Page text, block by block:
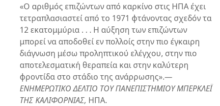
«Ο αριθμός επιζώντων από καρκίνο στις ΗΠΑ έχει
τετραπλασιαστεί από το 1971 φτάνοντας σχεδόν τα
12 εκατομμύρια . . . Η αύξηση των επιζώντων
μπορεί να αποδοθεί εν πολλοίς στην πιο έγκαιρη
διάγνωση μέσω προληπτικού ελέγχου, στην πιο
αποτελεσματική θεραπεία και στην καλύτερη
φροντίδα στο στάδιο της ανάρρωσης».​—
ΕΝΗΜΕΡΩΤΙΚΟ ΔΕΛΤΙΟ ΤΟΥ ΠΑΝΕΠΙΣΤΗΜΙΟΥ ΜΠΕΡΚΛΕΪ
ΤΗΣ ΚΑΛΙΦΟΡΝΙΑΣ, ΗΠΑ.